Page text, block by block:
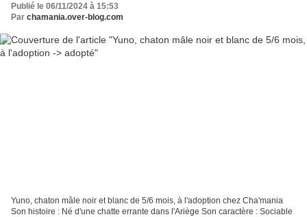
Publié le 06/11/2024 à 15:53
Par chamania.over-blog.com
Yuno, chaton mâle noir et blanc de 5/6 mois, à l'adoption chez Cha'mania
Son histoire : Né d'une chatte errante dans l'Ariège Son caractère : Sociable